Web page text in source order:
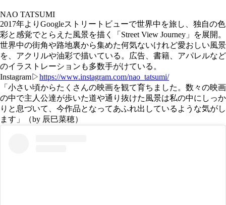
NAO TATSUMI
2017年よりGoogleストリートビューで世界中を旅し、独自の色
彩と感覚でとらえた風景を描く「Street View Journey」を展開。
世界中の街角や路地裏から集めた何気ないけれど愛おしい風景
を、アクリルや油彩で描いている。広告、書籍、アパレルなど
のイラストレーションも多数手がけている。
Instagram▷https://www.instagram.com/nao_tatsumi/
「小さい頃からたくさんの映画を観て育ちました。数々の映画
の中で主人公達が歩いた道や通り抜けた風景は私の中にしっか
りと息づいて、今作品となってあふれ出しているような気がし
ます」（by 辰巳菜穂）